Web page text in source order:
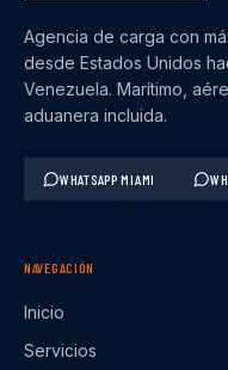
Agencia de carga con
desde Estados Unidos
Venezuela. Marítimo,
aduanera incluida.
WHATSAPP MIAMI
NAVEGACIÓN
Inicio
Servicios